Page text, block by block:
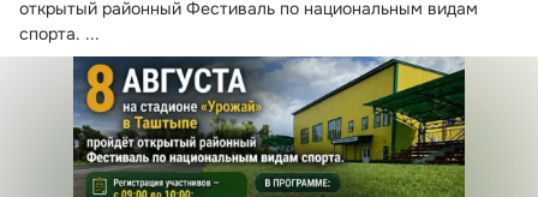
открытый районный Фестиваль по национальным видам
спорта. ...